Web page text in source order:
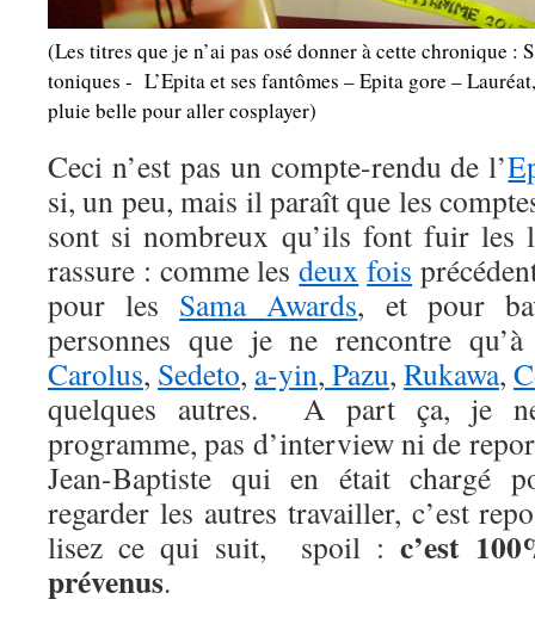
(Les titres que je n’ai pas osé donner à cette chronique :
toniques - L’Epita et ses fantômes – Epita gore –
pluie belle pour aller cosplayer)
Ceci n’est pas un compte-rendu de l’
si, un peu, mais il paraît que les
sont si nombreux qu’ils font fuir les
rassure : comme lesdeux fois
pour les Sama Awards, et pour
personnes que je ne rencontre
Carolus, Sedeto, a-yin, Pazu, Rukawa,
quelques autres. A part ça, je
programme, pas d’interview ni de
Jean-Baptiste qui en était chargé
regarder les autres travailler, c’est
lisez ce qui suit, spoil : c’est
prévenus.